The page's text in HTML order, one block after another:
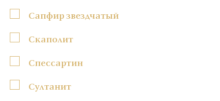
Сапфир звездчатый
Скаполит
Спессартин
Султанит